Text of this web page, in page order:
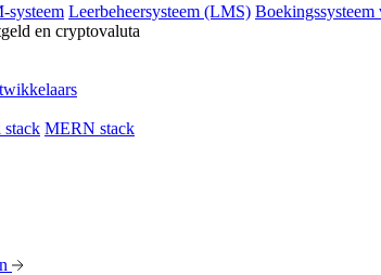
systeem Leerbeheersysteem (LMS)
en cryptovaluta
stack MERN stack